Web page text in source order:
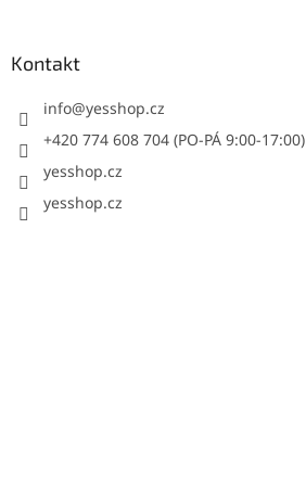
Kontakt
info@yesshop.cz
+420 774 608 704 (PO-PÁ 9:00-17:00)
yesshop.cz
yesshop.cz